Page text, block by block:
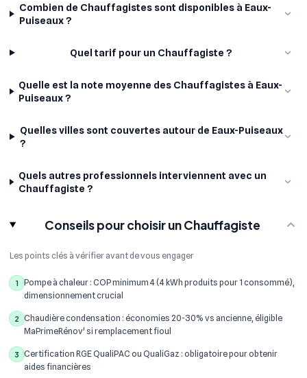
Combien de Chauffagistes sont disponibles à Eaux-
Puiseaux ?
Quel tarif pour un Chauffagiste ?
Quelle est la note moyenne des Chauffagistes à Eaux-
Puiseaux ?
Quelles villes sont couvertes autour de Eaux-Puiseaux
?
Quels autres professionnels interviennent avec un
Chauffagiste ?
Conseils pour choisir un Chauffagiste
Les points clés à vérifier avant de vous engager
1
Pompe à chaleur : COP minimum 4 (4 kWh produits pour 1 consommé),
dimensionnement crucial
2
Chaudière condensation : économies 20-30% vs ancienne, éligible
MaPrimeRénov' si remplacement fioul
3
Certification RGE QualiPAC ou QualiGaz : obligatoire pour obtenir
aides financières